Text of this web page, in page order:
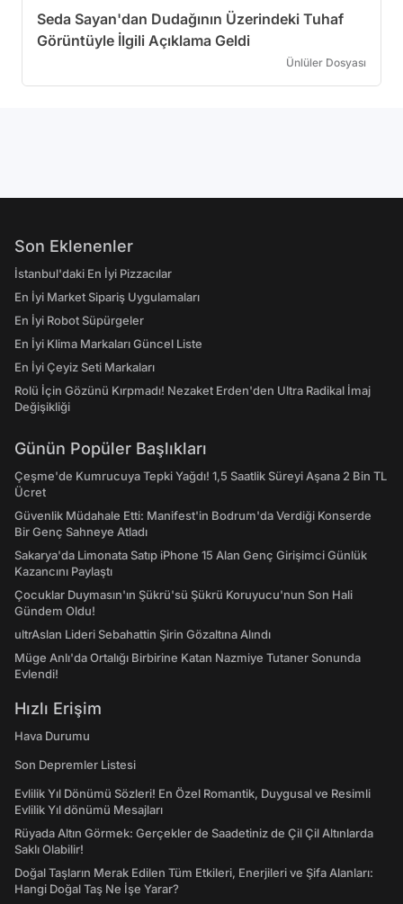
Seda Sayan'dan Dudağının Üzerindeki Tuhaf
Görüntüyle İlgili Açıklama Geldi
Ünlüler Dosyası
Son Eklenenler
İstanbul'daki En İyi Pizzacılar
En İyi Market Sipariş Uygulamaları
En İyi Robot Süpürgeler
En İyi Klima Markaları Güncel Liste
En İyi Çeyiz Seti Markaları
Rolü İçin Gözünü Kırpmadı! Nezaket Erden'den Ultra Radikal İmaj
Değişikliği
Günün Popüler Başlıkları
Çeşme'de Kumrucuya Tepki Yağdı! 1,5 Saatlik Süreyi Aşana 2 Bin TL
Ücret
Güvenlik Müdahale Etti: Manifest'in Bodrum'da Verdiği Konserde
Bir Genç Sahneye Atladı
Sakarya'da Limonata Satıp iPhone 15 Alan Genç Girişimci Günlük
Kazancını Paylaştı
Çocuklar Duymasın'ın Şükrü'sü Şükrü Koruyucu'nun Son Hali
Gündem Oldu!
ultrAslan Lideri Sebahattin Şirin Gözaltına Alındı
Müge Anlı'da Ortalığı Birbirine Katan Nazmiye Tutaner Sonunda
Evlendi!
Hızlı Erişim
Hava Durumu
Son Depremler Listesi
Evlilik Yıl Dönümü Sözleri! En Özel Romantik, Duygusal ve Resimli
Evlilik Yıl dönümü Mesajları
Rüyada Altın Görmek: Gerçekler de Saadetiniz de Çil Çil Altınlarda
Saklı Olabilir!
Doğal Taşların Merak Edilen Tüm Etkileri, Enerjileri ve Şifa Alanları:
Hangi Doğal Taş Ne İşe Yarar?